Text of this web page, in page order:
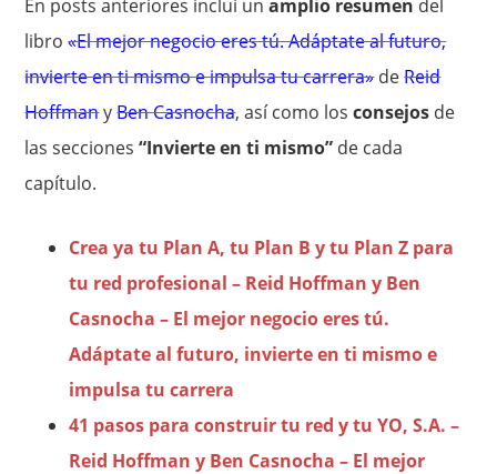
En posts anteriores incluí unamplio resumen del
libro «El mejor negocio eres tú. Adáptate al futuro,
invierte en ti mismo e impulsa tu carrera»deReid
HoffmanyBen Casnocha, así como los consejos de
las secciones“Invierte en ti mismo” de cada
capítulo.
Crea ya tu Plan A, tu Plan B y tu Plan Z para
tu red profesional – Reid Hoffman y Ben
Casnocha – El mejor negocio eres tú.
Adáptate al futuro, invierte en ti mismo e
impulsa tu carrera
41 pasos para construir tu red y tu YO, S.A. –
Reid Hoffman y Ben Casnocha – El mejor